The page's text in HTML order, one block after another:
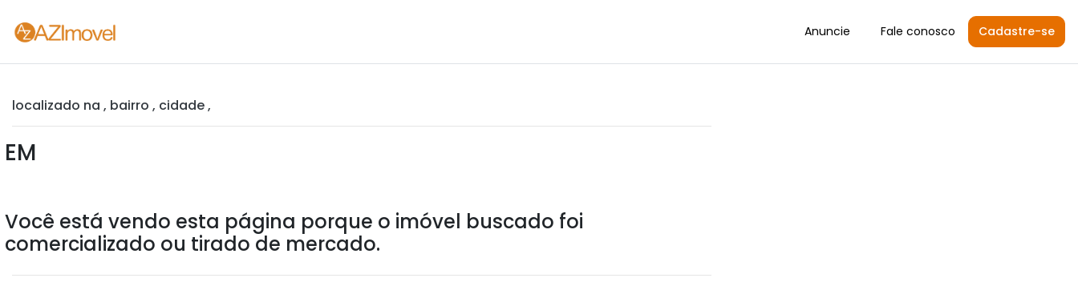
Anuncie Fale conosco Cadastre-se
localizado na , bairro , cidade ,
EM
Você está vendo esta página porque o imóvel buscado foi
comercializado ou tirado de mercado.